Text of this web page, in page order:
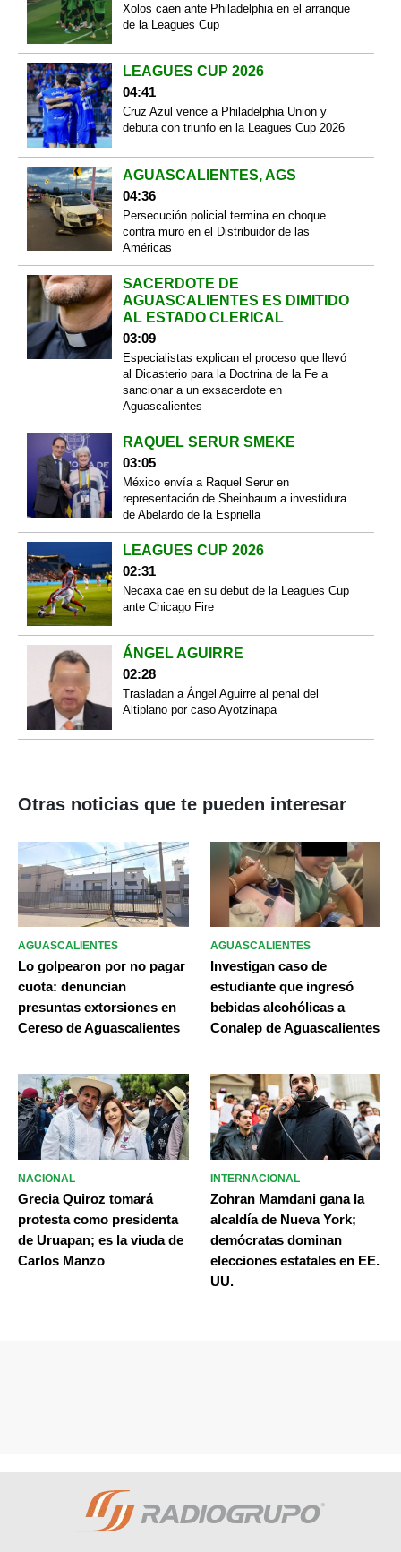
Xolos caen ante Philadelphia en el arranque
de la Leagues Cup
LEAGUES CUP 2026
04:41
Cruz Azul vence a Philadelphia Union y
debuta con triunfo en la Leagues Cup 2026
AGUASCALIENTES, AGS
04:36
Persecución policial termina en choque
contra muro en el Distribuidor de las
Américas
SACERDOTE DE
AGUASCALIENTES ES DIMITIDO
AL ESTADO CLERICAL
03:09
Especialistas explican el proceso que llevó
al Dicasterio para la Doctrina de la Fe a
sancionar a un exsacerdote en
Aguascalientes
RAQUEL SERUR SMEKE
03:05
México envía a Raquel Serur en
representación de Sheinbaum a investidura
de Abelardo de la Espriella
LEAGUES CUP 2026
02:31
Necaxa cae en su debut de la Leagues Cup
ante Chicago Fire
ÁNGEL AGUIRRE
02:28
Trasladan a Ángel Aguirre al penal del
Altiplano por caso Ayotzinapa
Otras noticias que te pueden interesar
AGUASCALIENTES
Lo golpearon por no pagar
cuota: denuncian
presuntas extorsiones en
Cereso de Aguascalientes
AGUASCALIENTES
Investigan caso de
estudiante que ingresó
bebidas alcohólicas a
Conalep de Aguascalientes
NACIONAL
Grecia Quiroz tomará
protesta como presidenta
de Uruapan; es la viuda de
Carlos Manzo
INTERNACIONAL
Zohran Mamdani gana la
alcaldía de Nueva York;
demócratas dominan
elecciones estatales en EE.
UU.